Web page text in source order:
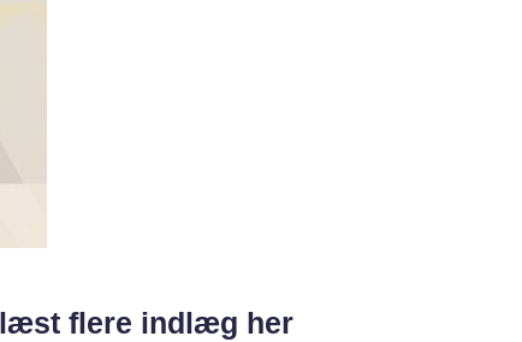
flere indlæg her